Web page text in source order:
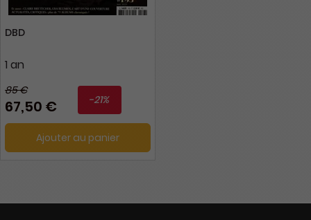
DBD
1 an
85 €
67,50 € -21%
Ajouter au panier